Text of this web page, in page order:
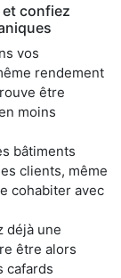
confiez
vos
rendement
être
moins
bâtiments
clients, même
cohabiter avec
déjà une
être alors
cafards